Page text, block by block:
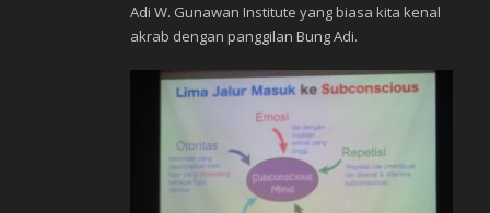
Adi W. Gunawan Institute yang biasa kita kenal
akrab dengan panggilan Bung Adi.